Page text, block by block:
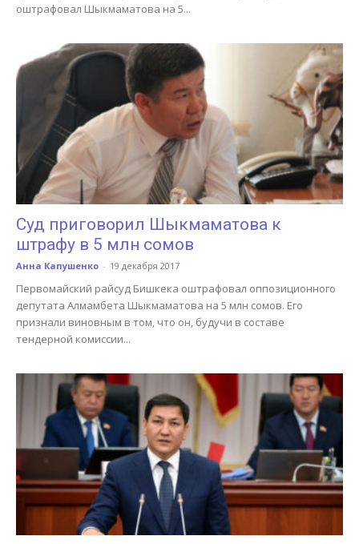
оштрафовал Шыкмаматова на 5...
Суд приговорил Шыкмаматова к
штрафу в 5 млн сомов
Анна Капушенко - 19 декабря 2017
Первомайский райсуд Бишкека оштрафовал оппозиционного
депутата Алмамбета Шыкмаматова на 5 млн сомов. Его
признали виновным в том, что он, будучи в составе
тендерной комиссии...